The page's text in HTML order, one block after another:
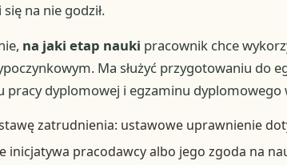
na nie godził.
na jaki etap nauki pracownik chce
Ma służyć przygotowaniu do
pracy dyplomowej i egzaminu
zatrudnienia: ustawowe uprawnienie
inicjatywa pracodawcy albo jego zgoda na